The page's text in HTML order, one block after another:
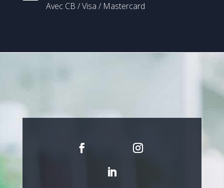
Avec CB / Visa / Mastercard